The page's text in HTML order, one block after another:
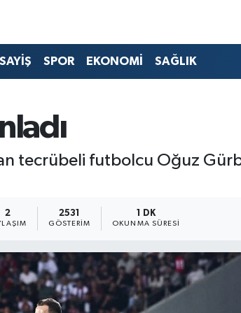
SPOR EKONOMİ SAĞLIK
tecrübeli futbolcu Oğuz
2 2531
GÖSTERIM
1 DK
OKUNMA SÜRESI